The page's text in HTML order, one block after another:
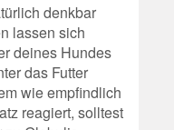
denkbar
lassen sich
deines Hundes
das Futter
wie empfindlich
reagiert, solltest